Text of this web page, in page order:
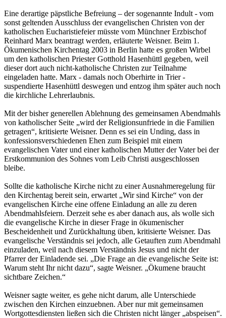
Eine derartige päpstliche Befreiung – der sogenannte Indult - vom
sonst geltenden Ausschluss der evangelischen Christen von der
katholischen Eucharistiefeier müsste vom Münchner Erzbischof
Reinhard Marx beantragt werden, erläuterte Weisner. Beim 1.
Ökumenischen Kirchentag 2003 in Berlin hatte es großen Wirbel
um den katholischen Priester Gotthold Hasenhüttl gegeben, weil
dieser dort auch nicht-katholische Christen zur Teilnahme
eingeladen hatte. Marx - damals noch Oberhirte in Trier -
suspendierte Hasenhüttl deswegen und entzog ihm später auch noch
die kirchliche Lehrerlaubnis.
Mit der bisher generellen Ablehnung des gemeinsamen Abendmahls
von katholischer Seite „wird der Religionsunfriede in die Familien
getragen“, kritisierte Weisner. Denn es sei ein Unding, dass in
konfessionsverschiedenen Ehen zum Beispiel mit einem
evangelischen Vater und einer katholischen Mutter der Vater bei der
Erstkommunion des Sohnes vom Leib Christi ausgeschlossen
bleibe.
Sollte die katholische Kirche nicht zu einer Ausnahmeregelung für
den Kirchentag bereit sein, erwartet „Wir sind Kirche“ von der
evangelischen Kirche eine offene Einladung an alle zu deren
Abendmahlsfeiern. Derzeit sehe es aber danach aus, als wolle sich
die evangelische Kirche in dieser Frage in ökumenischer
Bescheidenheit und Zurückhaltung üben, kritisierte Weisner. Das
evangelische Verständnis sei jedoch, alle Getauften zum Abendmahl
einzuladen, weil nach diesem Verständnis Jesus und nicht der
Pfarrer der Einladende sei. „Die Frage an die evangelische Seite ist:
Warum steht Ihr nicht dazu“, sagte Weisner. „Ökumene braucht
sichtbare Zeichen.“
Weisner sagte weiter, es gehe nicht darum, alle Unterschiede
zwischen den Kirchen einzuebnen. Aber nur mit gemeinsamen
Wortgottesdiensten ließen sich die Christen nicht länger „abspeisen“.